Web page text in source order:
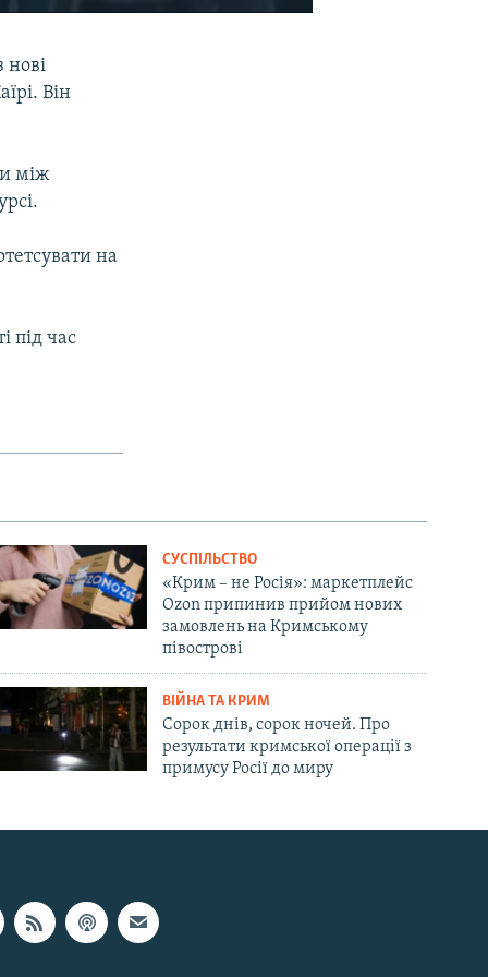
нові
Він
між
на
під час
СУСПІЛЬСТВО
«Крим – не Росія»: маркетплейс
Ozon припинив прийом нових
замовлень на Кримському
півострові
ВІЙНА ТА КРИМ
Сорок днів, сорок ночей. Про
результати кримської операції з
примусу Росії до миру